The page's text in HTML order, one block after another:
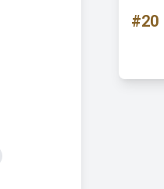
#20